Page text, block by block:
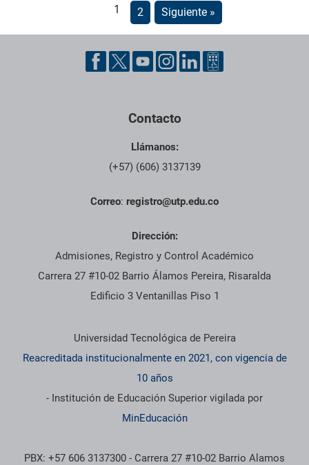
1 2 Siguiente »
Pie de página con información de contacto, redes sociales y
Contacto
Llámanos:
(+57) (606) 3137139
Correo: registro@utp.edu.co
Dirección:
Admisiones, Registro y Control Académico
Carrera 27 #10-02 Barrio Álamos Pereira, Risaralda
Edificio 3 Ventanillas Piso 1
Información institucional
Universidad Tecnológica de Pereira
Reacreditada institucionalmente en 2021, con vigencia de
10 años
- Institución de Educación Superior vigilada por
MinEducación
PBX: +57 606 3137300 - Carrera 27 #10-02 Barrio Alamos